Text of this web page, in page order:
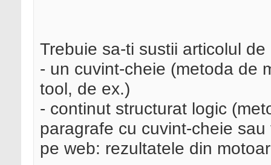
Trebuie sa-ti sustii articolul
- un cuvint-cheie (metoda de
tool, de ex.)
- continut structurat logic
paragrafe cu cuvint-cheie
pe web: rezultatele din